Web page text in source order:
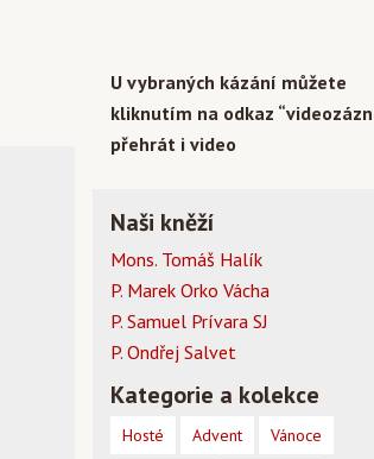
U vybraných kázání můžete
kliknutím na odkaz
přehrát i video
Naši kněží
Mons. Tomáš Halík
P. Marek Orko Vácha
P. Samuel Prívara SJ
P. Ondřej Salvet
Kategorie a kolekce
Hosté Advent Vánoce